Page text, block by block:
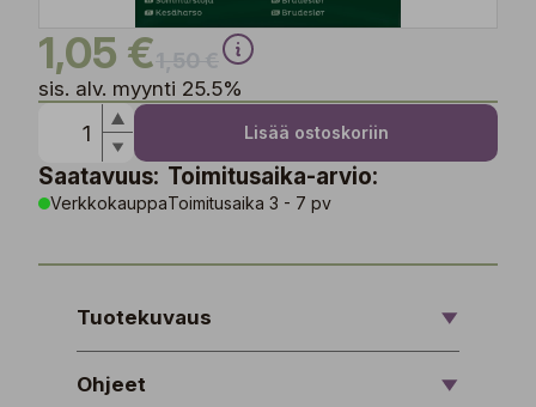
1,05 €
sis. alv. myynti 25.5%
Lisää ostoskoriin
Saatavuus:
Verkkokauppa
Toimitusaika-arvio:
Toimitusaika 3 - 7 pv
Tuotekuvaus
Ohjeet